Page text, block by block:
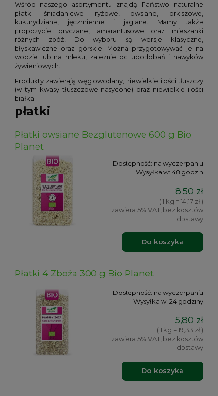
Wśród naszego asortymentu znajdą Państwo naturalne
płatki śniadaniowe ryżowe, owsiane, orkiszowe,
kukurydziane, jęczmienne i jaglane. Mamy także
propozycje gryczane, amarantusowe oraz mieszanki
różnych zbóż! Do wyboru są wersje klasyczne,
błyskawiczne oraz górskie. Można przygotowywać je na
wodzie lub na mleku, zależnie od upodobań i nawyków
żywieniowych.
Produkty zawierają węglowodany, niewielkie ilości tłuszczy
(w tym kwasy tłuszczowe nasycone) oraz niewielkie ilości
białka
płatki
Płatki owsiane Bezglutenowe 600 g Bio
Planet
Dostępność: na wyczerpaniu
Wysyłka w: 48 godzin
8,50 zł
( 1 kg = 14,17 zł )
zawiera 5% VAT, bez kosztów
dostawy
Do koszyka
Płatki 4 Zboża 300 g Bio Planet
Dostępność: na wyczerpaniu
Wysyłka w: 24 godziny
5,80 zł
( 1 kg = 19,33 zł )
zawiera 5% VAT, bez kosztów
dostawy
Do koszyka